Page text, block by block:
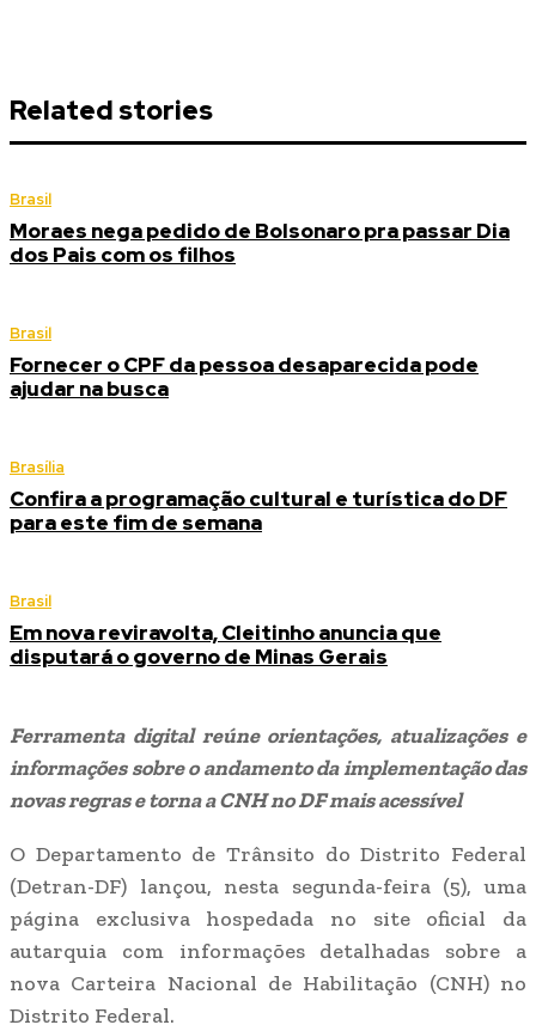
Related stories
Brasil
Moraes nega pedido de Bolsonaro pra passar Dia
dos Pais com os filhos
Brasil
Fornecer o CPF da pessoa desaparecida pode
ajudar na busca
Brasília
Confira a programação cultural e turística do DF
para este fim de semana
Brasil
Em nova reviravolta, Cleitinho anuncia que
disputará o governo de Minas Gerais
Ferramenta digital reúne orientações, atualizações e
informações sobre o andamento da implementação das
novas regras e torna a CNH no DF mais acessível
O Departamento de Trânsito do Distrito Federal
(Detran-DF) lançou, nesta segunda-feira (5), uma
página exclusiva hospedada no site oficial da
autarquia com informações detalhadas sobre a
nova Carteira Nacional de Habilitação (CNH) no
Distrito Federal.